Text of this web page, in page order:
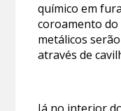
químico em
coroamento
metálicos
através de